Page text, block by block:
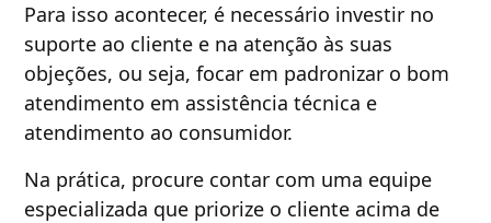
Para isso acontecer, é necessário investir no
suporte ao cliente e na atenção às suas
objeções, ou seja, focar em padronizar o bom
atendimento em assistência técnica e
atendimento ao consumidor.
Na prática, procure contar com uma equipe
especializada que priorize o cliente acima de